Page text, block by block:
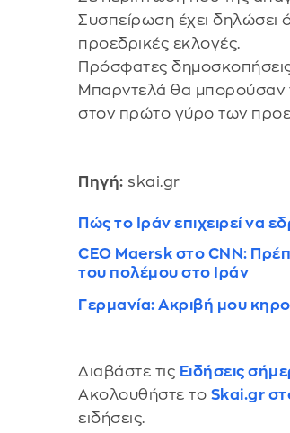
Συσπείρωση έχει δηλώσει
προεδρικές εκλογές.
Πρόσφατες
Μπαρντελά θα μπορούσαν
στον πρώτο γύρο των
Πηγή: skai.gr
Πώς το Ιράν επιχειρεί να
CEO Maersk στο CNN:
του πολέμου στο Ιράν
Γερμανία: Ακριβή μου
Διαβάστε τις Ειδήσεις
Ακολουθήστε το Skai.gr
ειδήσεις.